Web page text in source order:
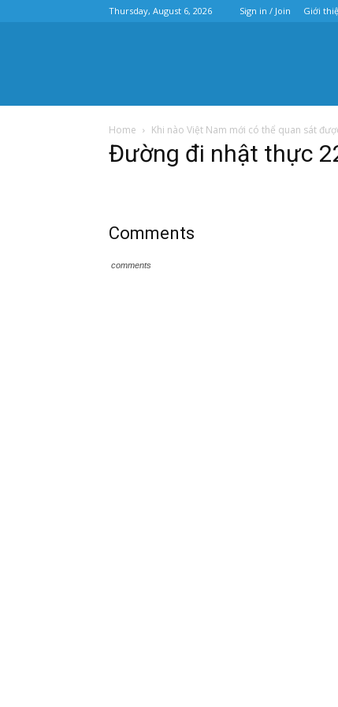
Thursday, August 6, 2026 Sign in / Join Giới
Home Khi nào Việt Nam mới có thể quan sát
Đường đi nhật thực
Comments
comments